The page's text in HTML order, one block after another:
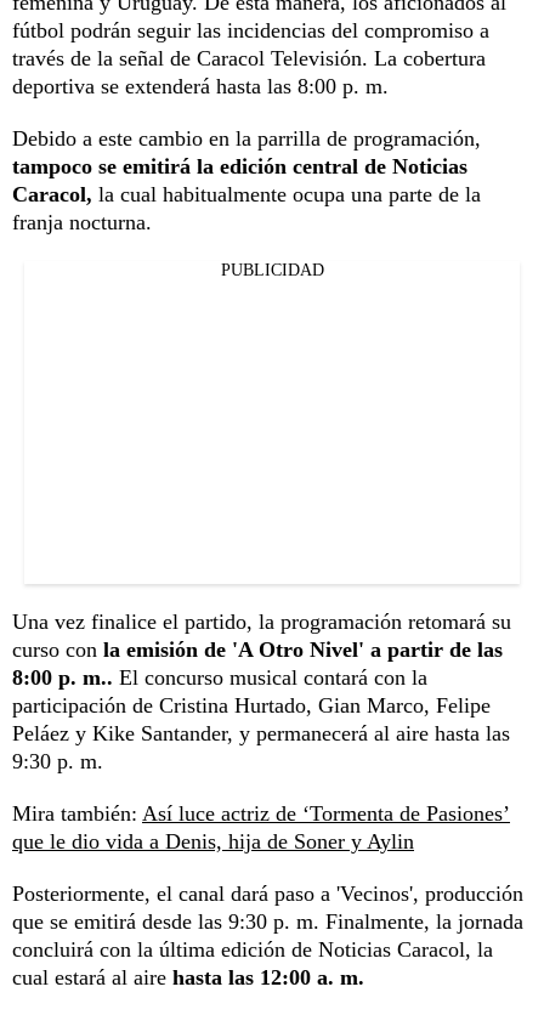
fútbol podrán seguir las incidencias del compromiso a
través de la señal de Caracol Televisión. La cobertura
deportiva se extenderá hasta las 8:00 p. m.
Debido a este cambio en la parrilla de programación,
tampoco se emitirá la edición central de Noticias
Caracol, la cual habitualmente ocupa una parte de la
franja nocturna.
PUBLICIDAD
Una vez finalice el partido, la programación retomará su
curso con la emisión de 'A Otro Nivel' a partir de las
8:00 p. m.. El concurso musical contará con la
participación de Cristina Hurtado, Gian Marco, Felipe
Peláez y Kike Santander, y permanecerá al aire hasta las
9:30 p. m.
Mira también: Así luce actriz de ‘Tormenta de Pasiones’
que le dio vida a Denis, hija de Soner y Aylin
Posteriormente, el canal dará paso a 'Vecinos', producción
que se emitirá desde las 9:30 p. m. Finalmente, la jornada
concluirá con la última edición de Noticias Caracol, la
cual estará al aire hasta las 12:00 a. m.